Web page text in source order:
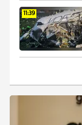
11:39